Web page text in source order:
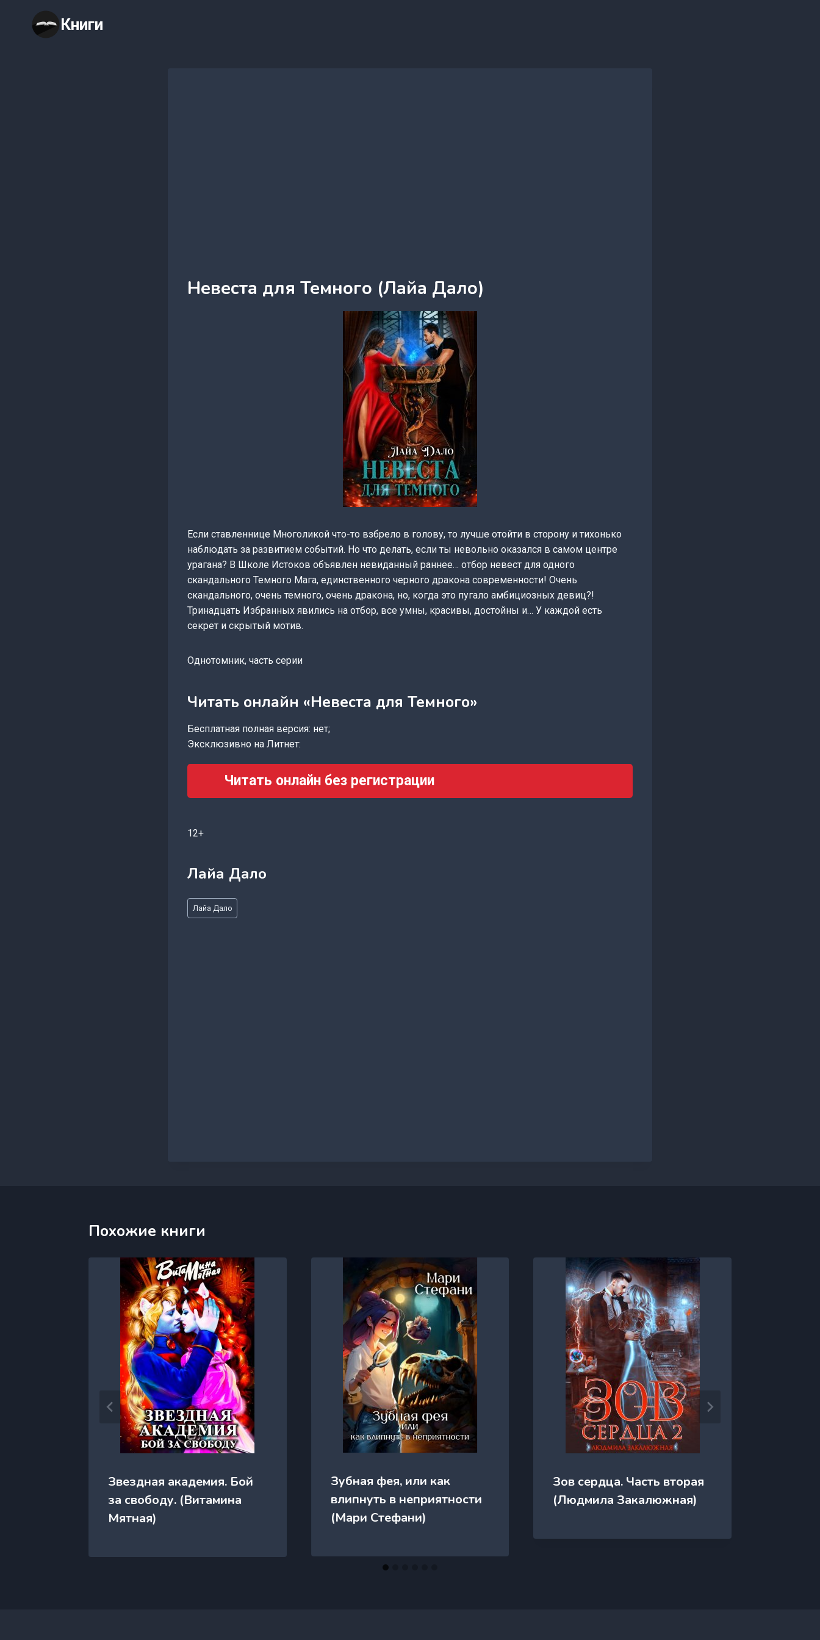
содержимому
Книги
Невеста для Темного (Лайа Дало)
Если ставленнице Многоликой что-то взбрело в голову, то лучше отойти в сторону и тихонько
наблюдать за развитием событий. Но что делать, если ты невольно оказался в самом центре
урагана? В Школе Истоков объявлен невиданный раннее… отбор невест для одного
скандального Темного Мага, единственного черного дракона современности! Очень
скандального, очень темного, очень дракона, но, когда это пугало амбициозных девиц?!
Тринадцать Избранных явились на отбор, все умны, красивы, достойны и… У каждой есть
секрет и скрытый мотив.
Однотомник, часть серии
Читать онлайн «Невеста для Темного»
Бесплатная полная версия: нет;
Эксклюзивно на Литнет:
Читать онлайн без регистрации
12+
Лайа Дало
Метки
записи:
Лайа Дало
Похожие книги
Звездная академия. Бой
за свободу. (Витамина
Мятная)
Зубная фея, или как
влипнуть в неприятности
(Мари Стефани)
Зов сердца. Часть вторая
(Людмила Закалюжная)